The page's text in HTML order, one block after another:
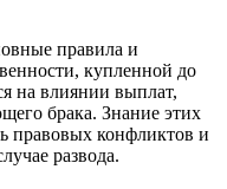
правила и
купленной до
на влиянии выплат,
брака. Знание этих
правовых конфликтов и
развода.